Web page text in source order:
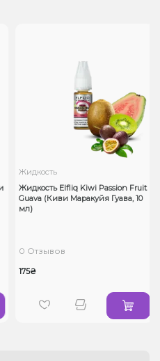
Жидкость
Жидкость Elfliq Kiwi Passion Fruit
Guava (Киви Маракуйя Гуава, 10
мл)
0 Отзывов
175₴